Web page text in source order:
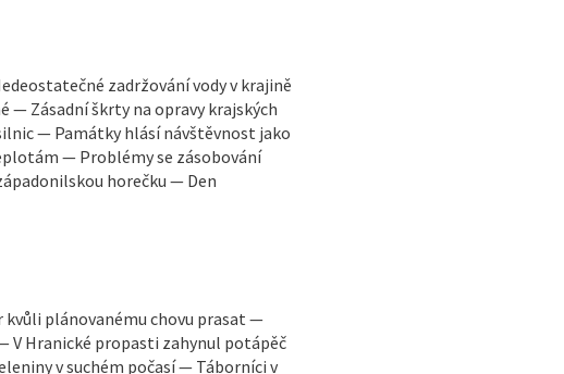
zadržování vody v krajině
— Zásadní škrty na opravy krajských
— Památky hlásí návštěvnost jako
— Problémy se zásobování
horečku — Den
kvůli plánovanému chovu prasat —
V Hranické propasti zahynul potápěč
v suchém počasí — Táborníci v